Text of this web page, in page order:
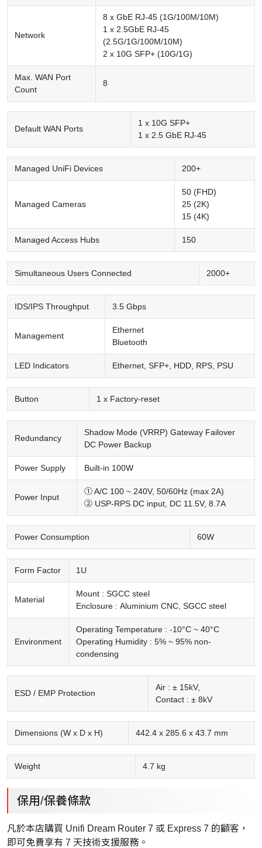
Network
8 x GbE RJ-45 (1G/100M/10M)
1 x 2.5GbE RJ-45
(2.5G/1G/100M/10M)
2 x 10G SFP+ (10G/1G)
Max. WAN Port
Count
8
Default WAN Ports
1 x 10G SFP+
1 x 2.5 GbE RJ-45
Managed UniFi Devices 200+
Managed Cameras
50 (FHD)
25 (2K)
15 (4K)
Managed Access Hubs 150
Simultaneous Users Connected 2000+
IDS/IPS Throughput 3.5 Gbps
Management
Ethernet
Bluetooth
LED Indicators Ethernet, SFP+, HDD, RPS, PSU
Button 1 x Factory-reset
Redundancy
Shadow Mode (VRRP) Gateway Failover
DC Power Backup
Power Supply Built-in 100W
Power Input
① A/C 100 ~ 240V, 50/60Hz (max 2A)
② USP-RPS DC input, DC 11.5V, 8.7A
Power Consumption 60W
Form Factor 1U
Material
Mount : SGCC steel
Enclosure : Aluminium CNC, SGCC steel
Environment
Operating Temperature : -10°C ~ 40°C
Operating Humidity : 5% ~ 95% non-
condensing
ESD / EMP Protection
Air : ± 15kV,
Contact : ± 8kV
Dimensions (W x D x H) 442.4 x 285.6 x 43.7 mm
Weight 4.7 kg
保用/保養條款
凡於本店購買 Unifi Dream Router 7 或 Express 7 的顧客，
即可免費享有 7 天技術支援服務。